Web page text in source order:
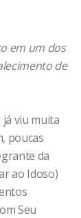
em um dos
de
já viu muita
poucas
da
ao Idoso)
Seu